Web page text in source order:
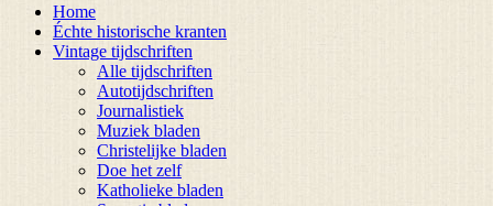
Home
Échte historische kranten
Vintage tijdschriften
Alle tijdschriften
Autotijdschriften
Journalistiek
Muziek bladen
Christelijke bladen
Doe het zelf
Katholieke bladen